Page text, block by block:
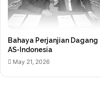
Bahaya Perjanjian Dagang
AS-Indonesia
May 21, 2026